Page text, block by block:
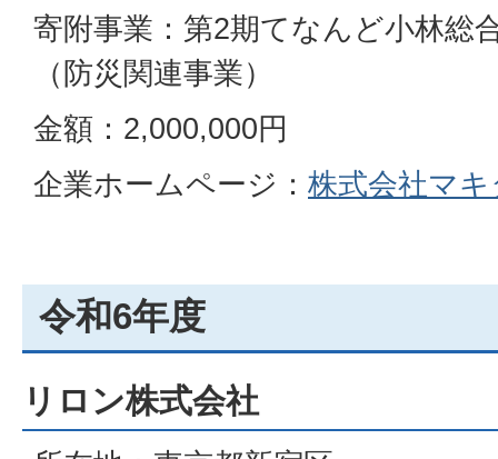
寄附事業：第2期てなんど小林総
（防災関連事業）
金額：2,000,000円
企業ホームページ： 株式会社マ
令和6年度
リロン株式会社